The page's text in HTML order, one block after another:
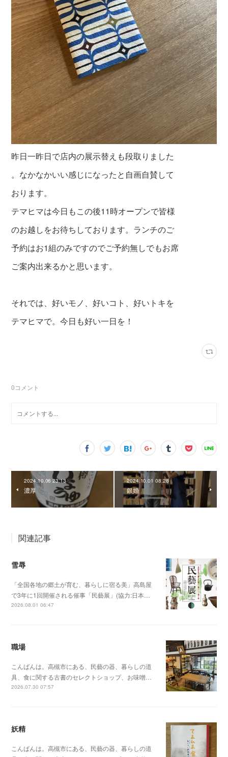
昨日一昨日で店内の展示替えも段取りました
。なかなかいい感じになったと自画自賛して
おります。
テマヒマは今日もこの後11時オープンで皆様
のお越しをお待ちしております。ランチのご
予約はお1組のみですのでご予約無しでもお席
ご案内出来るかと思います。
それでは、好いモノ、好いコト、好いトキを
テマヒマで。今日も好い一日を！
0コメント
2024.10.06 23:13
濃厚
2024.10.01 08:28
銀婚
関連記事
雪辱
「全国各地の郷土が育む、暮らしに宿る美」高島屋
で3年に1回開催される催事「民藝展」(協力:日本…
2026.08.01 06:47
職場
こんばんは。高槻市にある、民藝の器、暮らしの道
具、食に関する古書のセレクトショップ、お味噌…
2026.07.30 07:57
妖精
こんばんは。高槻市にある、民藝の器、暮らしの道